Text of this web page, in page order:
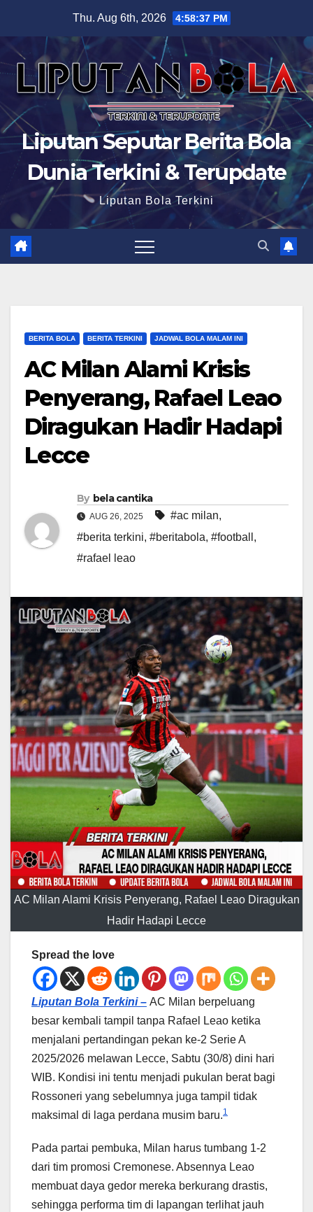
content
Thu. Aug 6th, 2026 4:58:38 PM
Liputan Seputar Berita Bola
Dunia Terkini & Terupdate
Liputan Bola Terkini
BERITA BOLA BERITA TERKINI JADWAL BOLA MALAM INI
AC Milan Alami Krisis
Penyerang, Rafael Leao
Diragukan Hadir Hadapi
Lecce
By bela cantika
AUG 26, 2025 #ac milan,
#berita terkini, #beritabola, #football ,
#rafael leao
AC Milan Alami Krisis Penyerang, Rafael Leao Diragukan
Hadir Hadapi Lecce
Spread the love
Liputan Bola Terkini – AC Milan berpeluang
besar kembali tampil tanpa Rafael Leao ketika
menjalani pertandingan pekan ke-2 Serie A
2025/2026 melawan Lecce, Sabtu (30/8) dini hari
WIB. Kondisi ini tentu menjadi pukulan berat bagi
Rossoneri yang sebelumnya juga tampil tidak
maksimal di laga perdana musim baru.1
Pada partai pembuka, Milan harus tumbang 1-2
dari tim promosi Cremonese. Absennya Leao
membuat daya gedor mereka berkurang drastis,
sehingga performa tim di lapangan terlihat jauh